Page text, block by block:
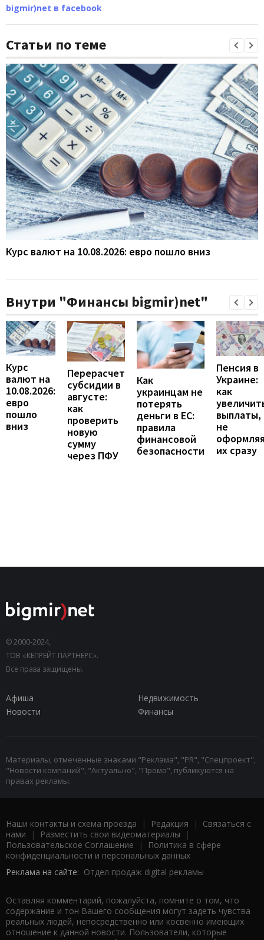
bigmir)net в facebook
Статьи по теме
Курс валют на 10.08.2026: евро пошло вниз
Внутри "Финансы bigmir)net"
Курс
валют на
10.08.2026:
евро
пошло
вниз
Перерасчет
субсидии в
августе:
как
проверить
новую
сумму
через ПФУ
Как
украинцам не
потерять
деньги в ЕС:
правила
финансовой
безопасности
Пенсия в
Украине:
как
выплаты,
не
их сразу
© 2000-2024,
ТОВ «КЕПРЕЙТ ПАРТНЕРС».
Все права защищены.
Афиша
Недвижимость
Новости
Финансы
Материалы, отмеченные знаками "Реклама", "PR", "Спецпроект",
"Новости компаний", "Актуально", "Промо", публикуются на
правах рекламы.
Наши контакты и схема проезда | Редакция | Связаться с
нами | Разместить свои видеоматериалы |
Пользовательское Соглашение |
Политика в сфере
конфиденциальности и персональных данных
Реклама на сайте: Отдел продаж digital рекламы
Оставляя комментарий, пожалуйста, помните о том, что
содержание и тон Вашего сообщения могут задеть чувства
реальных людей, непосредственно или косвенно имеющих
отношение к данной новости. Пользователи, которые